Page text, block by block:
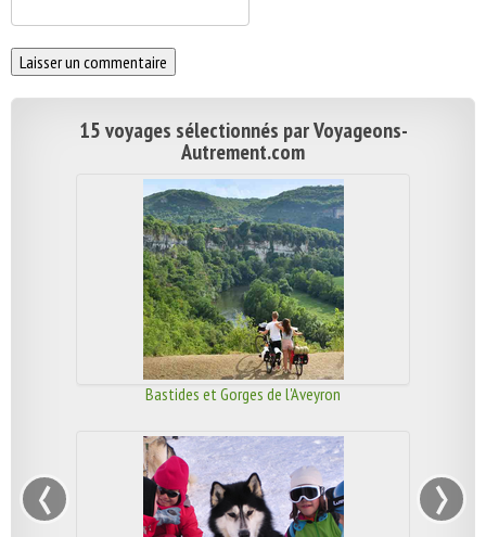
15 voyages sélectionnés par Voyageons-
Autrement.com
Bastides et Gorges de l'Aveyron
‹ ›